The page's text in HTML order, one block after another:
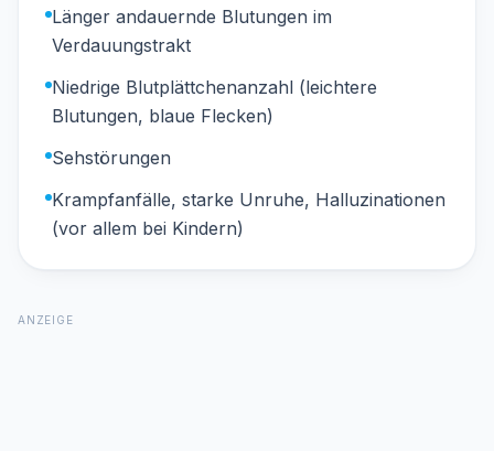
Länger andauernde Blutungen im
Verdauungstrakt
Niedrige Blutplättchenanzahl (leichtere
Blutungen, blaue Flecken)
Sehstörungen
Krampfanfälle, starke Unruhe, Halluzinationen
(vor allem bei Kindern)
ANZEIGE